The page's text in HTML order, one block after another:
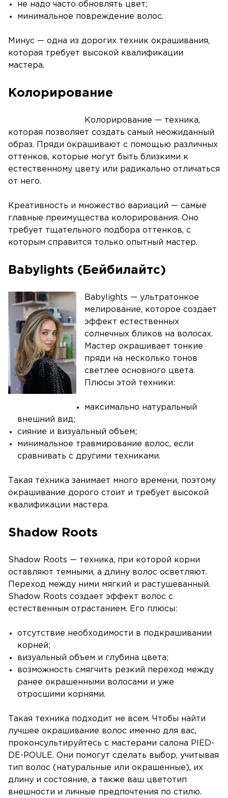
не надо часто обновлять цвет;
минимальное повреждение волос.
Минус — одна из дорогих техник окрашивания,
которая требует высокой квалификации
мастера.
Колорирование
Колорирование — техника,
которая позволяет создать самый неожиданный
образ. Пряди окрашивают с помощью различных
оттенков, которые могут быть близкими к
естественному цвету или радикально отличаться
от него.
Креативность и множество вариаций — самые
главные преимущества колорирования. Оно
требует тщательного подбора оттенков, с
которым справится только опытный мастер.
Babylights (Бейбилайтс)
Babylights — ультратонкое
мелирование, которое создает
эффект естественных
солнечных бликов на волосах.
Мастер окрашивает тонкие
пряди на несколько тонов
светлее основного цвета.
Плюсы этой техники:
максимально натуральный
внешний вид;
сияние и визуальный объем;
минимальное травмирование волос, если
сравнивать с другими техниками.
Такая техника занимает много времени, поэтому
окрашивание дорого стоит и требует высокой
квалификации мастера.
Shadow Roots
Shadow Roots — техника, при которой корни
оставляют темными, а длину волос осветляют.
Переход между ними мягкий и растушеванный.
Shadow Roots создает эффект волос с
естественным отрастанием. Его плюсы:
отсутствие необходимости в подкрашивании
корней;
визуальный объем и глубина цвета;
возможность смягчить резкий переход между
ранее окрашенными волосами и уже
отросшими корнями.
Такая техника подходит не всем. Чтобы найти
лучшее окрашивание волос именно для вас,
проконсультируйтесь с мастерами салона PIED-
DE-POULE. Они помогут сделать выбор, учитывая
тип волос (натуральные или окрашенные), их
длину и состояние, а также ваш цветотип
внешности и личные предпочтения по стилю.